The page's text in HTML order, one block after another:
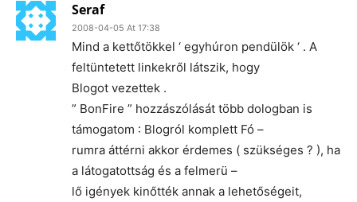
Seraf
2008-04-05 At 17:38
Mind a kettőtökkel ‘ egyhúron pendülök ‘ . A
feltüntetett linkekről látszik, hogy
Blogot vezettek .
” BonFire ” hozzászólását több dologban is
támogatom : Blogról komplett Fó –
rumra áttérni akkor érdemes ( szükséges ? ), ha
a látogatottság és a felmerü –
lő igények kinőtték annak a lehetőségeit,